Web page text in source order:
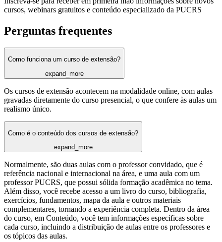
cursos, webinars gratuitos e conteúdo especializado da PUCRS
Perguntas frequentes
Como funciona um curso de extensão?
expand_more
Os cursos de extensão acontecem na modalidade online, com aulas
gravadas diretamente do curso presencial, o que confere às aulas um
realismo único.
Como é o conteúdo dos cursos de extensão?
expand_more
Normalmente, são duas aulas com o professor convidado, que é
referência nacional e internacional na área, e uma aula com um
professor PUCRS, que possui sólida formação acadêmica no tema.
Além disso, você recebe acesso a um livro do curso, bibliografia,
exercícios, fundamentos, mapa da aula e outros materiais
complementares, tornando a experiência completa. Dentro da área
do curso, em Conteúdo, você tem informações específicas sobre
cada curso, incluindo a distribuição de aulas entre os professores e
os tópicos das aulas.